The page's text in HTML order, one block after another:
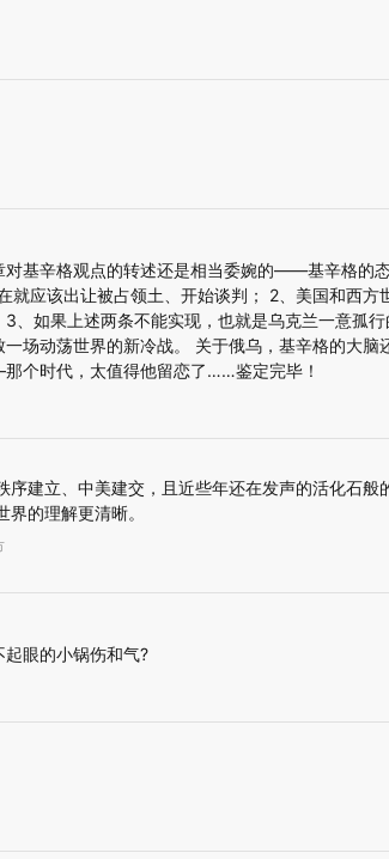
对基辛格观点的转述还是相当委婉的——基辛格的
就应该出让被占领土、开始谈判； 2、美国和西方
3、如果上述两条不能实现，也就是乌克兰一意孤
场动荡世界的新冷战。 关于俄乌，基辛格的大脑
个时代，太值得他留恋了……鉴定完毕！
序建立、中美建交，且近些年还在发声的活化石般
的理解更清晰。
眼的小锅伤和气?